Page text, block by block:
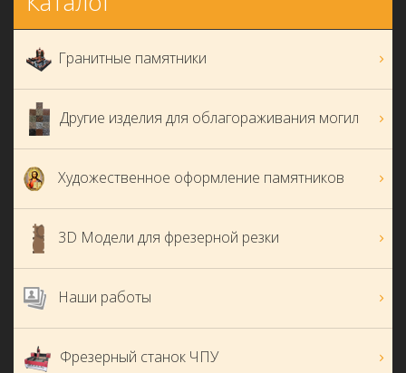
Гранитные памятники
Другие изделия для облагораживания могил
Художественное оформление памятников
3D Модели для фрезерной резки
Наши работы
Фрезерный станок ЧПУ